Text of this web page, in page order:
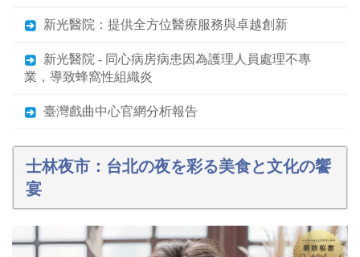
新光醫院：提供全方位醫療服務與卓越創新
新光醫院 - 同心病房病患因為護理人員處理不專
業，導致蜂窩性組織炎
臺灣戲曲中心官網分析報告
士林夜市：台北の夜を彩る美食と文化の饗
宴